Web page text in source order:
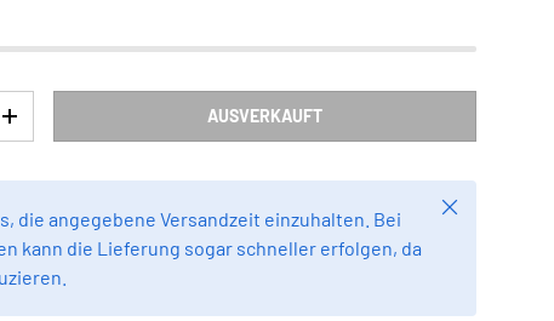
MENGE ERHÖHEN AUSVERKAUFT
die angegebene Versandzeit einzuhalten. Bei
kann die Lieferung sogar schneller erfolgen, da
Schließen